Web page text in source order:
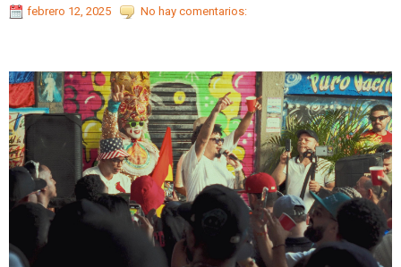
febrero 12, 2025 No hay comentarios: